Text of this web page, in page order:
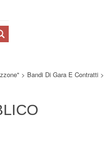
> Bandi Di Gara E Contratti >